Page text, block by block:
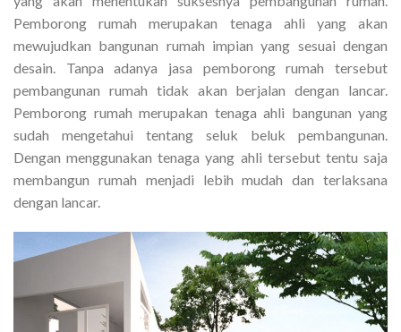
Pemborong rumah merupakan tenaga ahli yang akan
mewujudkan bangunan rumah impian yang sesuai dengan
desain. Tanpa adanya jasa pemborong rumah tersebut
pembangunan rumah tidak akan berjalan dengan lancar.
Pemborong rumah merupakan tenaga ahli bangunan yang
sudah mengetahui tentang seluk beluk pembangunan.
Dengan menggunakan tenaga yang ahli tersebut tentu saja
membangun rumah menjadi lebih mudah dan terlaksana
dengan lancar.